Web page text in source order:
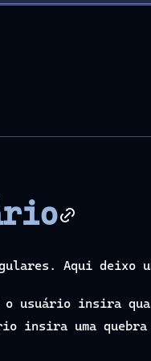
Aqui deixo
o usuário insira
insira uma